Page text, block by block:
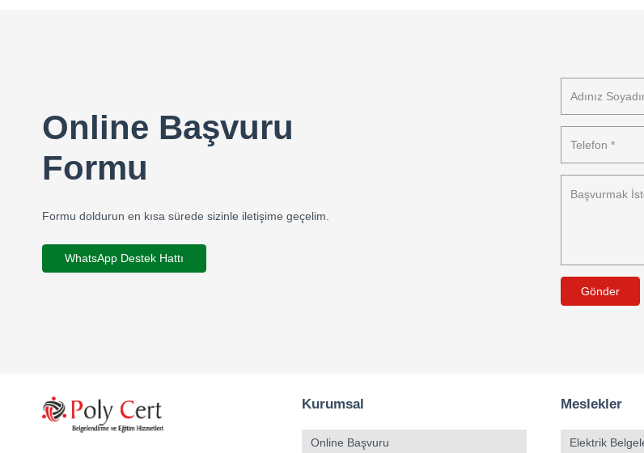
Online Başvuru
Formu
Formu doldurun en kısa sürede sizinle iletişime geçelim.
WhatsApp Destek Hattı
Gönder
Kurumsal
Online Başvuru
Meslekler
Elektrik